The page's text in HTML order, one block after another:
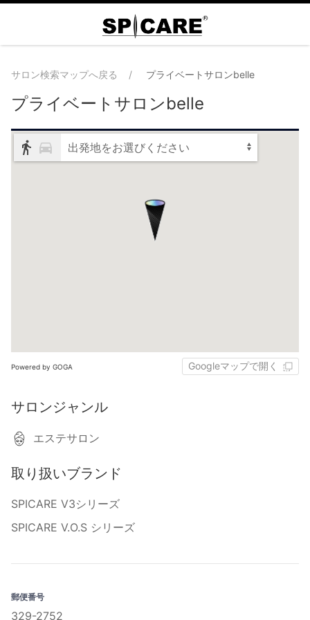
サロン検索マップへ戻る プライベートサロンbelle
プライベートサロンbelle
出発地をお選びください
Powered by GOGA Googleマップで開く
サロンジャンル
エステサロン
取り扱いブランド
SPICARE V3シリーズ
SPICARE V.O.S シリーズ
郵便番号
329-2752